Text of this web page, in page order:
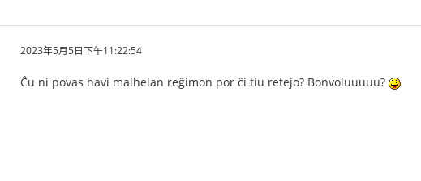
2023年5月5日下午11:22:54
Ĉu ni povas havi malhelan reĝimon por ĉi tiu retejo? Bonvoluuuuu?